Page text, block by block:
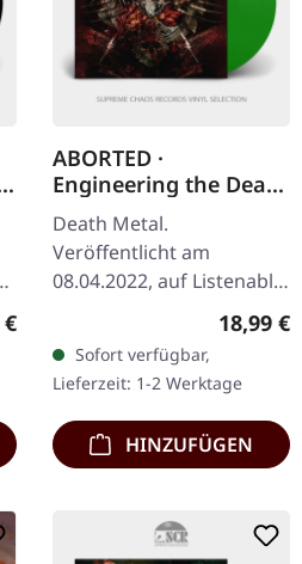
Preis:
ABORTED ·
Engineering the Dead
| TRANSPARENT
GREEN LP
Death Metal.
Veröffentlicht am
08.04.2022, auf Listenable
Records. Transparent
grünes Vinyl im Standard-
Cover mit Insert.
Aborteds zweites Album…
18,99 €
Sofort verfügbar,
Lieferzeit: 1-2 Werktage
HINZUFÜGEN